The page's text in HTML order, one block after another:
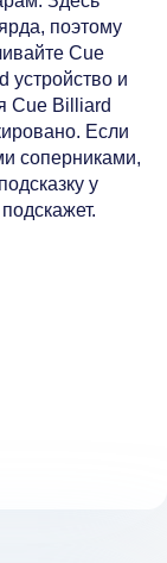
поэтому
Cue
устройство и
Cue Billiard
Если
соперниками,
у